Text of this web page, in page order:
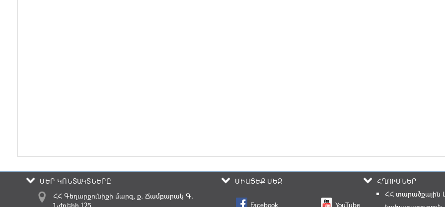
ՄԵՐ ԿՈՆՏԱԿՏՆԵՐԸ ՄԻԱՑԵՔ ՄԵԶ
ՀՂՈՒՄՆԵՐ
ՀՀ Գեղարքունիքի մարզ, ք. Ճամբարակ Գ.
Facebook YouTube
ՀՀ տարածքային